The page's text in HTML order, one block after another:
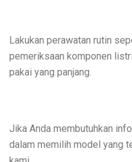
Lakukan perawatan rutin
pemeriksaan komponen
pakai yang panjang.
Jika Anda membutuhkan
dalam memilih model yang